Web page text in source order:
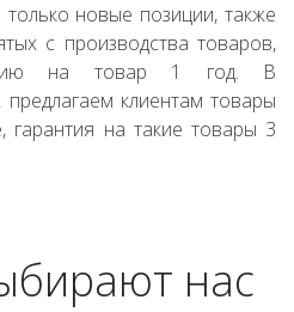
новые позиции, также
с производства товаров,
на товар 1 год. В
предлагаем клиентам товары
на такие товары 3
нас